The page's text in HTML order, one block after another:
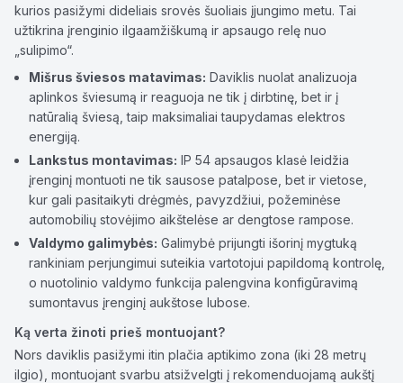
kurios pasižymi dideliais srovės šuoliais įjungimo metu. Tai
užtikrina įrenginio ilgaamžiškumą ir apsaugo relę nuo
„sulipimo“.
Mišrus šviesos matavimas: Daviklis nuolat analizuoja
aplinkos šviesumą ir reaguoja ne tik į dirbtinę, bet ir į
natūralią šviesą, taip maksimaliai taupydamas elektros
energiją.
Lankstus montavimas: IP 54 apsaugos klasė leidžia
įrenginį montuoti ne tik sausose patalpose, bet ir vietose,
kur gali pasitaikyti drėgmės, pavyzdžiui, požeminėse
automobilių stovėjimo aikštelėse ar dengtose rampose.
Valdymo galimybės: Galimybė prijungti išorinį mygtuką
rankiniam perjungimui suteikia vartotojui papildomą kontrolę,
o nuotolinio valdymo funkcija palengvina konfigūravimą
sumontavus įrenginį aukštose lubose.
Ką verta žinoti prieš montuojant?
Nors daviklis pasižymi itin plačia aptikimo zona (iki 28 metrų
ilgio), montuojant svarbu atsižvelgti į rekomenduojamą aukštį